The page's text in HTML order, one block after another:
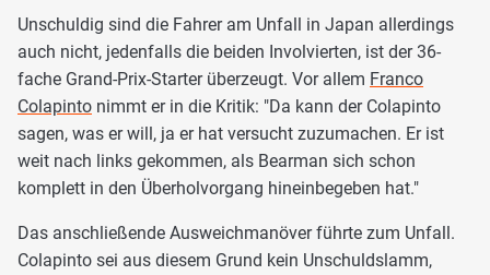
Unschuldig sind die Fahrer am Unfall in Japan allerdings
auch nicht, jedenfalls die beiden Involvierten, ist der 36-
fache Grand-Prix-Starter überzeugt. Vor allem Franco
Colapinto nimmt er in die Kritik: "Da kann der Colapinto
sagen, was er will, ja er hat versucht zuzumachen. Er ist
weit nach links gekommen, als Bearman sich schon
komplett in den Überholvorgang hineinbegeben hat."
Das anschließende Ausweichmanöver führte zum Unfall.
Colapinto sei aus diesem Grund kein Unschuldslamm,